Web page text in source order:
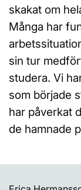
skakat om
Många har
sin tur
studera. Vi
som började
har påverkat
de hamnade